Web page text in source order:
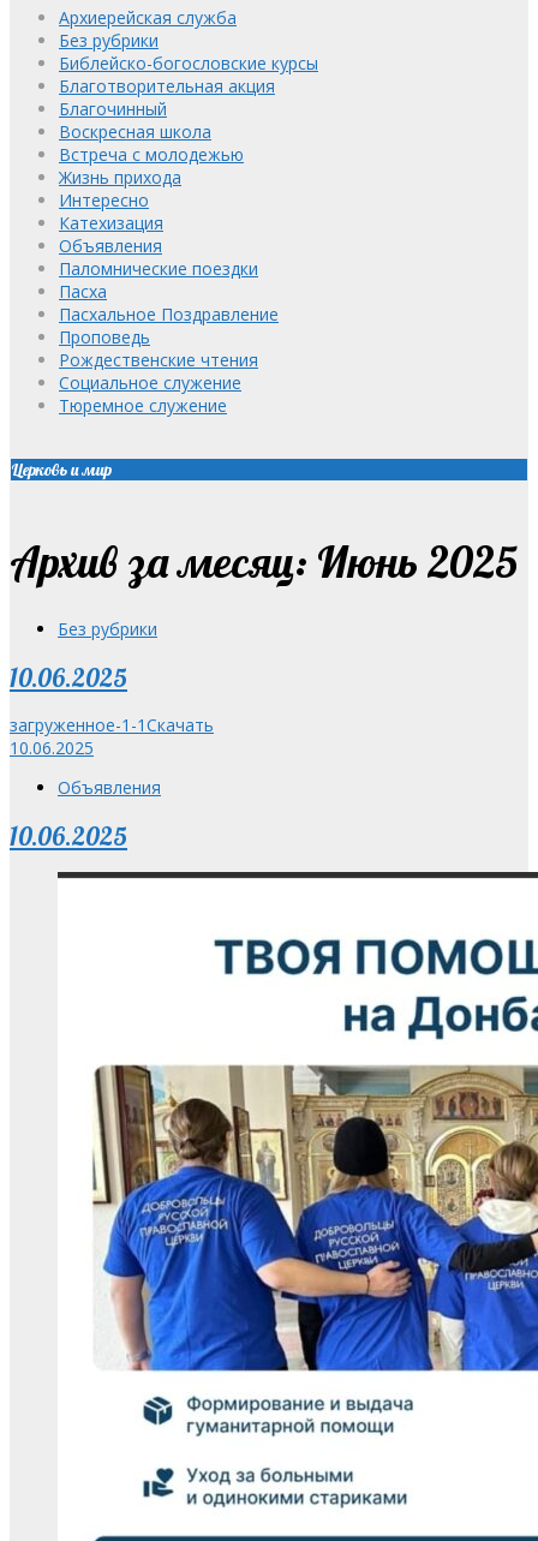
Архиерейская служба
Без рубрики
Библейско-богословские курсы
Благотворительная акция
Благочинный
Воскресная школа
Встреча с молодежью
Жизнь прихода
Интересно
Катехизация
Объявления
Паломнические поездки
Пасха
Пасхальное Поздравление
Проповедь
Рождественские чтения
Социальное служение
Тюремное служение
Церковь и мир
Архив за месяц: Июнь 2025
Без рубрики
10.06.2025
загруженное-1-1Скачать
10.06.2025
Объявления
10.06.2025